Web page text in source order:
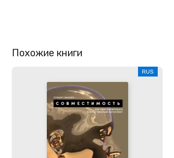
Похожие книги
RUS